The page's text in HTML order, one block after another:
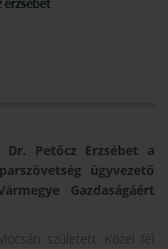
erzsébet
Petőcz Erzsébet a
ügyvezető
Gazdaságáért
született. Közel fél